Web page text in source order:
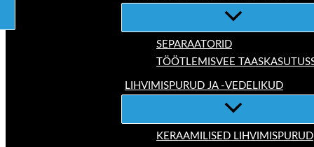
SEPARAATORID
TÖÖTLEMISVEE
LIHVIMISPURUD JA -VEDELIKUD
KERAAMILISED LIHVIMISPURUD